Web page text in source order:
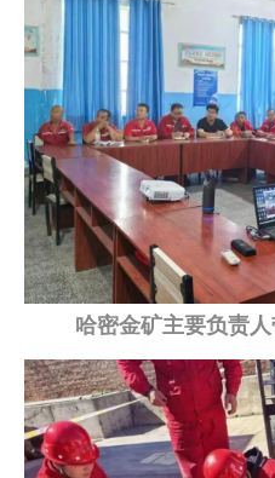
党建工作
企业文化
《资源再生》杂志
行情报价
数字报
哈密金矿主要负责